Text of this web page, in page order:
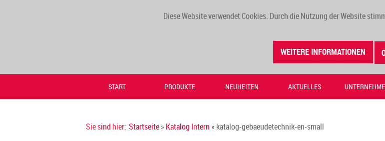
Diese Website verwendet Cookies. Durch die Nutzung der Website
WEITERE INFORMATIONEN
START PRODUKTE NEUHEITEN AKTUELLES
Sie sind hier: Startseite» Katalog Intern » katalog-gebaeudetechnik-en-small